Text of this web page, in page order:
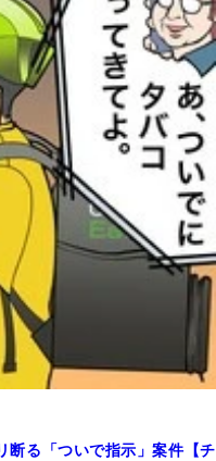
断る「ついで指示」案件【チ